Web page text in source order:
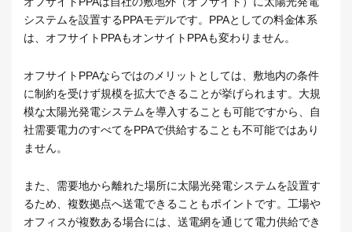
システムを設置するPPAモデルです。PPAとしての料金体系
は、オフサイトPPAもオンサイトPPAも変わりません。
オフサイトPPAならではのメリットとしては、敷地内の条件
に制約を受けず規模を拡大できることが挙げられます。大規
模な太陽光発電システムを導入することも可能ですから、自
社需要電力のすべてをPPAで供給することも不可能ではあり
ません。
また、需要地から離れた場所に太陽光発電システムを設置す
るため、複数拠点へ送電できることもポイントです。工場や
オフィスが複数ある場合には、送電網を通じて電力供給でき